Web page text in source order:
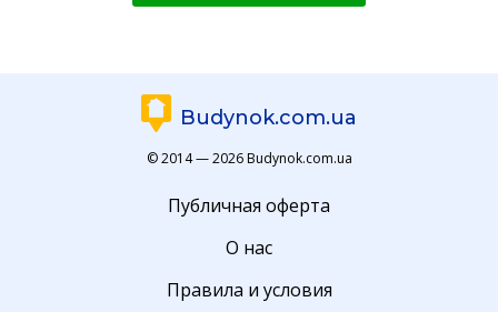
Budynok.com.ua
© 2014 — 2026 Budynok.com.ua
Публичная оферта
О нас
Правила и условия